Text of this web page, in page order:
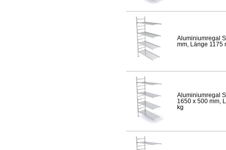
Aluminiumregal
mm, Länge 1175
Aluminiumregal
1650 x 500 mm,
kg